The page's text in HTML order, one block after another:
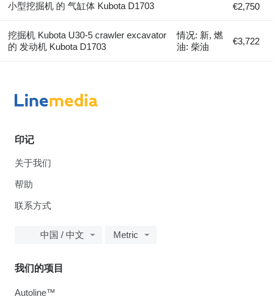
小型挖掘机 的 气缸体 Kubota D1703 €2,750
挖掘机 Kubota U30-5 crawler excavator
的 发动机 Kubota D1703
情况: 新, 燃
油: 柴油
€3,722
印记
关于我们
帮助
联系方式
中国 / 中文 Metric
我们的项目
Autoline™